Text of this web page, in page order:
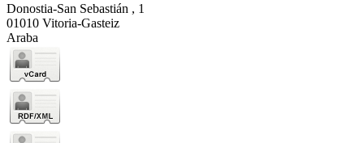
Donostia-San Sebastián , 1
01010 Vitoria-Gasteiz
Araba